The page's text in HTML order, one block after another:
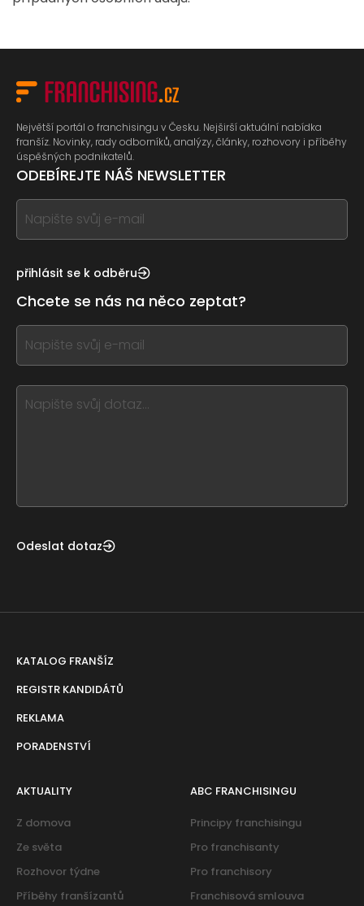
Největší portál o franchisingu v Česku. Nejširší aktuální nabídka
franšíz. Novinky, rady odborníků, analýzy, články, rozhovory i příběhy
úspěšných podnikatelů.
ODEBÍREJTE NÁŠ NEWSLETTER
If
you
this,
this
form
field
blank
přihlásit se k odběru
Chcete se nás na něco zeptat?
If
you
this,
leave
Odeslat dotaz
KATALOG FRANŠÍZ
REGISTR KANDIDÁTŮ
REKLAMA
PORADENSTVÍ
AKTUALITY
Z domova
Ze světa
Rozhovor týdne
Příběhy franšízantů
ABC FRANCHISINGU
Principy franchisingu
Pro franchisanty
Pro franchisory
Franchisová smlouva